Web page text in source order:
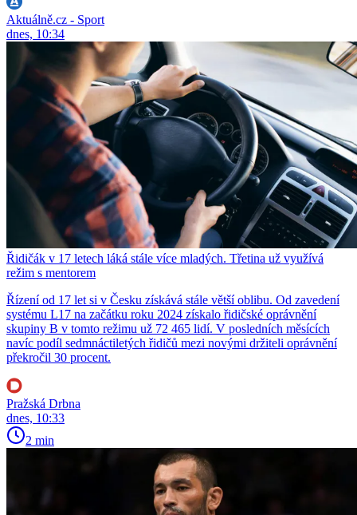
Aktuálně.cz - Sport
dnes, 10:34
Řidičák v 17 letech láká stále více mladých. Třetina už využívá
režim s mentorem
Řízení od 17 let si v Česku získává stále větší oblibu. Od zavedení
systému L17 na začátku roku 2024 získalo řidičské oprávnění
skupiny B v tomto režimu už 72 465 lidí. V posledních měsících
navíc podíl sedmnáctiletých řidičů mezi novými držiteli oprávnění
překročil 30 procent.
Pražská Drbna
dnes, 10:33
2 min